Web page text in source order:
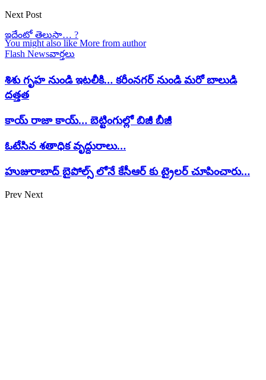
Next Post
ఇదేంటో తెలుసా… ?
You might also like More from author
Flash Newsవార్తలు
శిశు గృహ నుండి ఇటలీకి… కరీంనగర్ నుండి మరో బాలుడి
దత్తత
కాయ్ రాజా కాయ్… బెట్టింగుల్లో బిజీ బీజీ
ఓటేసిన శతాధిక వృద్దురాలు…
హుజురాబాద్ బైపోల్స్ లోనే కేసీఆర్ కు ట్రైలర్ చూపించారు…
Prev Next